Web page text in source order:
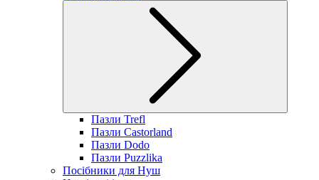
Пазли Trefl
Пазли Castorland
Пазли Dodo
Пазли Puzzlika
Посібники для Нуш